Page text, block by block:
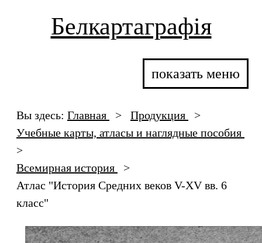
Белкартаграфія
показать меню
Вы здесь: Главная > Продукция
>
Учебные карты, атласы и наглядные пособия
>
Всемирная история
>
Атлас "История Cредних веков V-XV вв. 6
класс"